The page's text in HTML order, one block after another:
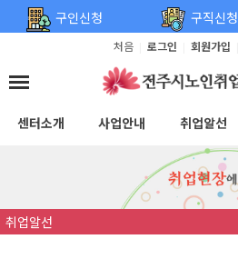
탑메뉴 바로가기
본문 바로가기구인신청 구직신청
처음 로그인 회원가입
센터소개 사업안내 취업알선
취업알선